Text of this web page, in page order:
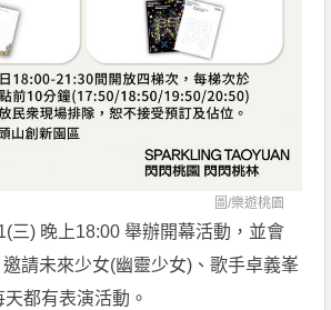
圖/樂遊桃園
三) 晚上18:00 舉辦開幕活動，並會
請未來少女(幽靈少女)、歌手卓義峯
都有表演活動。